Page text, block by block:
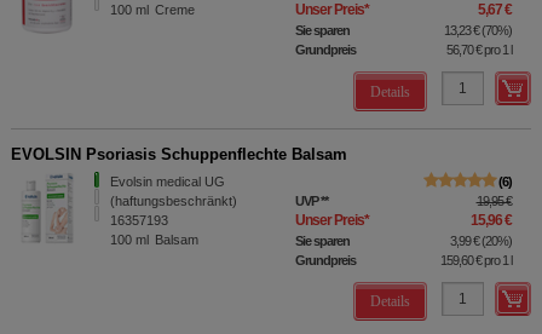
100 ml Creme Unser Preis* 5,67 €
Sie sparen 13,23 €(70%)
Grundpreis
56,70 €pro 1 l
Details
EVOLSIN Psoriasis Schuppenflechte Balsam
Evolsin medical UG
(haftungsbeschränkt)
16357193
100 ml Balsam
6
UVP** 19,95 €
Unser Preis* 15,96 €
Sie sparen 3,99 €(20%)
Grundpreis
159,60 €pro 1 l
Details